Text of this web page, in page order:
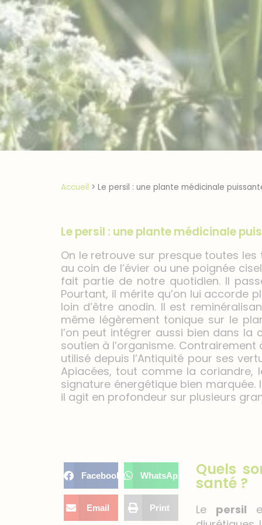
Accueil > Le persil : une plante médicinale
Le persil : une plante médicinale
On le retrouve sur presque toutes
au coin de l’évier ou une poignée
fait partie de notre quotidien. Il
Pourtant, il mérite qu’on lui accorde
loin d’être anodin. Il est
même légèrement tonique sur le
l’on peut intégrer aussi bien dans
soutien à l’organisme.
utilisé depuis l’Antiquité pour ses
Apiacées, tout comme la coriandre,
signature énergétique bien
il agit en profondeur sur plusieurs
Facebook WhatsApp
Email Print
Quels
santé ?
Le persil